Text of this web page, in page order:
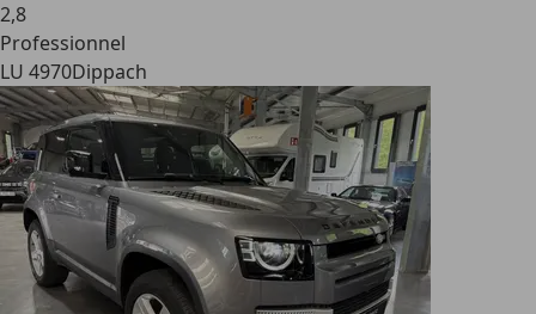
2,8
Professionnel
LU 4970Dippach